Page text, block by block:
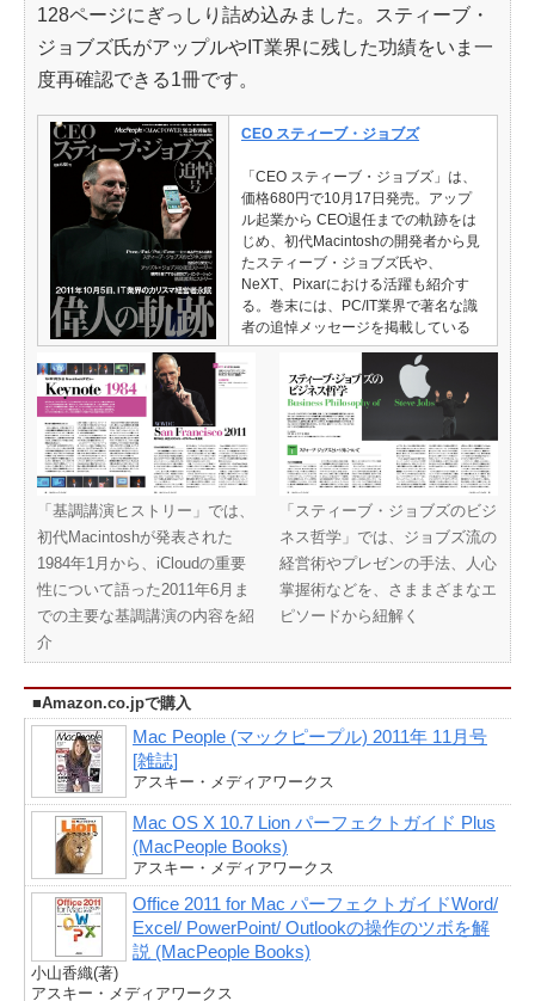
128ページにぎっしり詰め込みました。スティーブ・
ジョブズ氏がアップルやIT業界に残した功績をいま一
度再確認できる1冊です。
CEO スティーブ・ジョブズ
「CEO スティーブ・ジョブズ」は、
価格680円で10月17日発売。アップ
ル起業から CEO退任までの軌跡をは
じめ、初代Macintoshの開発者から見
たスティーブ・ジョブズ氏や、
NeXT、Pixarにおける活躍も紹介す
る。巻末には、PC/IT業界で著名な識
者の追悼メッセージを掲載している
「基調講演ヒストリー」では、
初代Macintoshが発表された
1984年1月から、iCloudの重要
性について語った2011年6月ま
での主要な基調講演の内容を紹
介
「スティーブ・ジョブズのビジ
ネス哲学」では、ジョブズ流の
経営術やプレゼンの手法、人心
掌握術などを、さままざまなエ
ピソードから紐解く
■Amazon.co.jpで購入
Mac People (マックピープル) 2011年 11月号
[雑誌]
アスキー・メディアワークス
Mac OS X 10.7 Lion パーフェクトガイド Plus
(MacPeople Books)
アスキー・メディアワークス
Office 2011 for Mac パーフェクトガイドWord/
Excel/ PowerPoint/ Outlookの操作のツボを解
説 (MacPeople Books)
小山香織(著)
アスキー・メディアワークス